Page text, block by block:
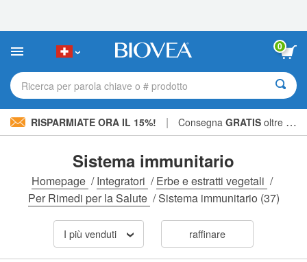
sito
include
sistema
0
Ricerca per parola chiave o # prodotto
RISPARMIATE ORA IL 15%! | Consegna GRATIS oltre CHF 56.00 »
Sistema immunitario
Homepage /Integratori /Erbe e estratti vegetali /
Per Rimedi per la Salute /Sistema immunitario (37)
I più venduti raffinare